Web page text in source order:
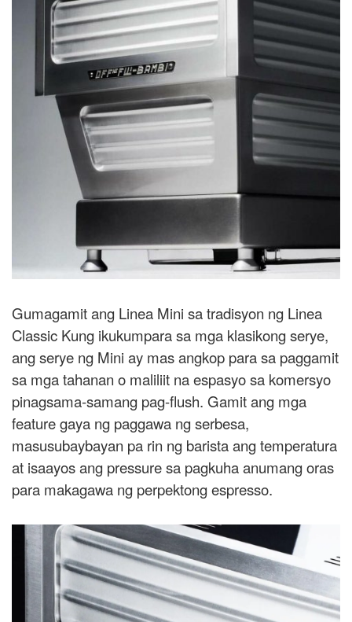
Gumagamit ang Linea Mini sa tradisyon ng Linea
Classic Kung ikukumpara sa mga klasikong serye,
ang serye ng Mini ay mas angkop para sa paggamit
sa mga tahanan o maliliit na espasyo sa komersyo
pinagsama-samang pag-flush. Gamit ang mga
feature gaya ng paggawa ng serbesa,
masusubaybayan pa rin ng barista ang temperatura
at isaayos ang pressure sa pagkuha anumang oras
para makagawa ng perpektong espresso.